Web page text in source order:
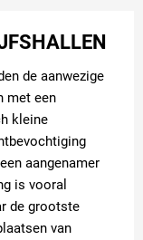
de aanwezige
met een
kleine
aangenamer
is vooral
de grootste
van